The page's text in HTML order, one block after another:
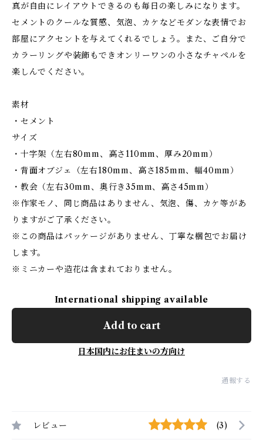
真が自由にレイアウトできるのも毎日の楽しみになります。
セメントのクールな質感、気泡、カケなどモダンな表情でお
部屋にアクセントを与えてくれるでしょう。また、ご自分で
カラーリングや装飾もできオンリーワンの小さなチャペルを
楽しんでください。
素材
・セメント
サイズ
・十字架（左右80mm、高さ110mm、厚み20mm）
・背面オブジェ（左右180mm、高さ185mm、幅40mm）
・教会（左右30mm、奥行き35mm、高さ45mm）
※作家モノ、同じ商品はありません、気泡、傷、カケ等があ
りますがご了承ください。
※この商品はパッケージがありません、丁寧な梱包でお届け
します。
※ミニカーや造花は含まれておりません。
International shipping available
Add to cart
日本国内にお住まいの方向け
通報する
レビュー (3)